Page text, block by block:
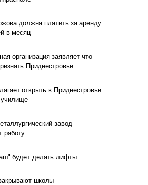
должна платить за аренду
в месяц
организация заявляет что
Приднестровье
открыть в Приднестровье
училище
завод
работу
будет делать лифты
школы